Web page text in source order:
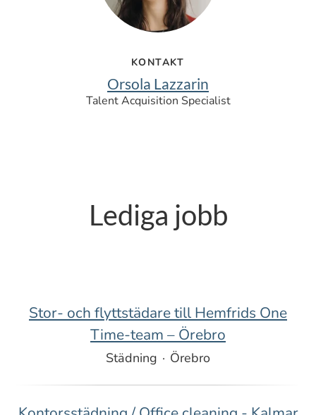
KONTAKT
Orsola Lazzarin
Talent Acquisition Specialist
Lediga jobb
Stor- och flyttstädare till Hemfrids One
Time-team – Örebro
Städning · Örebro